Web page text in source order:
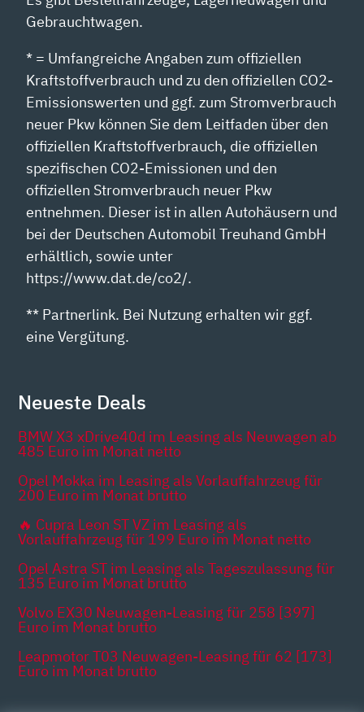
Gebrauchtwagen.
* = Umfangreiche Angaben zum offiziellen
Kraftstoffverbrauch und zu den offiziellen CO2-
Emissionswerten und ggf. zum Stromverbrauch
neuer Pkw können Sie dem Leitfaden über den
offiziellen Kraftstoffverbrauch, die offiziellen
spezifischen CO2-Emissionen und den
offiziellen Stromverbrauch neuer Pkw
entnehmen. Dieser ist in allen Autohäusern und
bei der Deutschen Automobil Treuhand GmbH
erhältlich, sowie unter
https://www.dat.de/co2/.
** Partnerlink. Bei Nutzung erhalten wir ggf.
eine Vergütung.
Neueste Deals
BMW X3 xDrive40d im Leasing als Neuwagen ab
485 Euro im Monat netto
Opel Mokka im Leasing als Vorlauffahrzeug für
200 Euro im Monat brutto
🔥 Cupra Leon ST VZ im Leasing als
Vorlauffahrzeug für 199 Euro im Monat netto
Opel Astra ST im Leasing als Tageszulassung für
135 Euro im Monat brutto
Volvo EX30 Neuwagen-Leasing für 258 [397]
Euro im Monat brutto
Leapmotor T03 Neuwagen-Leasing für 62 [173]
Euro im Monat brutto